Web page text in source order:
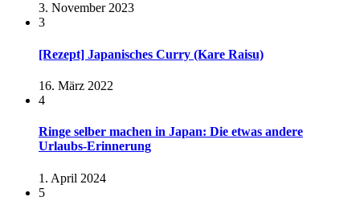
3. November 2023
3
[Rezept] Japanisches Curry (Kare Raisu)
16. März 2022
4
Ringe selber machen in Japan: Die etwas andere
Urlaubs-Erinnerung
1. April 2024
5